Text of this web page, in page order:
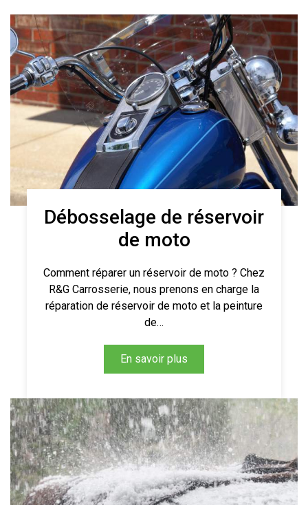
Débosselage de réservoir
de moto
Comment réparer un réservoir de moto ? Chez
R&G Carrosserie, nous prenons en charge la
réparation de réservoir de moto et la peinture
de…
En savoir plus